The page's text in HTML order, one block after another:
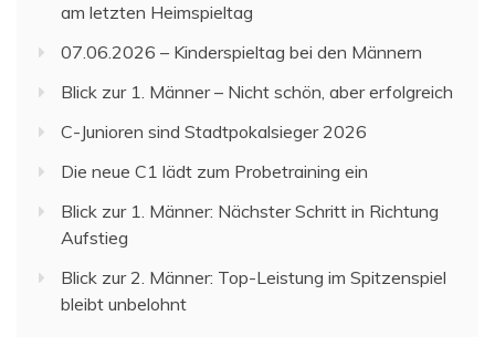
am letzten Heimspieltag
07.06.2026 – Kinderspieltag bei den Männern
Blick zur 1. Männer – Nicht schön, aber erfolgreich
C-Junioren sind Stadtpokalsieger 2026
Die neue C1 lädt zum Probetraining ein
Blick zur 1. Männer: Nächster Schritt in Richtung
Aufstieg
Blick zur 2. Männer: Top-Leistung im Spitzenspiel
bleibt unbelohnt